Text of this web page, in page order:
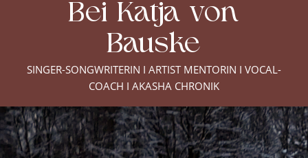
Bei Katja von
Bauske
SINGER-SONGWRITERIN I ARTIST MENTORIN I VOCAL-
COACH I AKASHA CHRONIK